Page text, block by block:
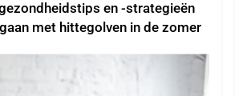
en -strategieën
met hittegolven in de zomer